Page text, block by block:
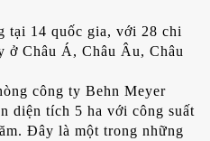
tại 14 quốc gia, với 28 chi
ở Châu Á, Châu Âu, Châu
công ty Behn Meyer
diện tích 5 ha với công suất
Đây là một trong những